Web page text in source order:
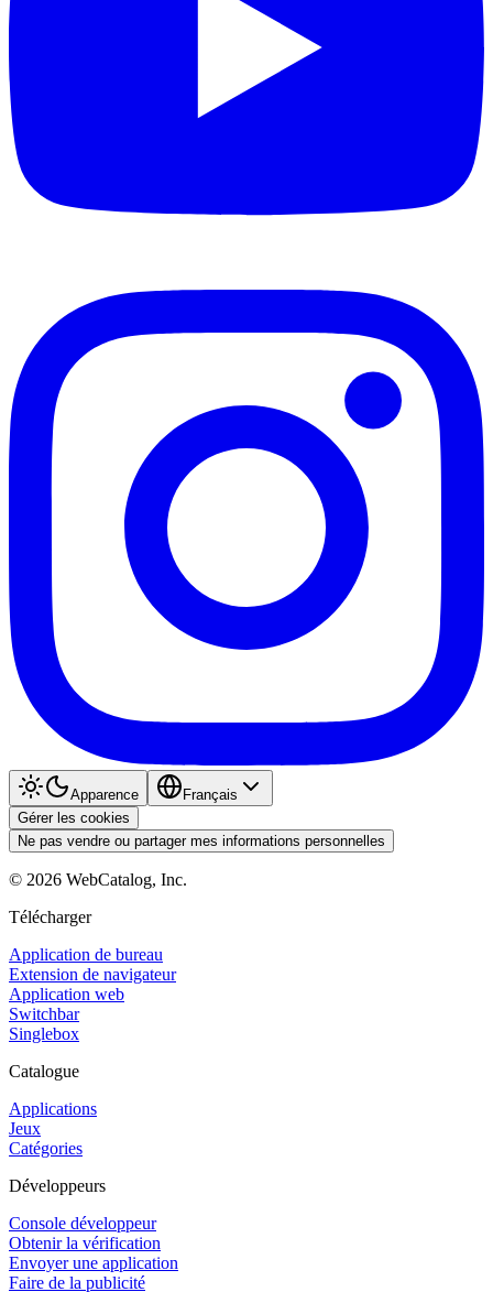
Apparence
Français
Gérer les cookies
Ne pas vendre ou partager mes informations personnelles
© 2026 WebCatalog, Inc.
Télécharger
Application de bureau
Extension de navigateur
Application web
Switchbar
Singlebox
Catalogue
Applications
Jeux
Catégories
Développeurs
Console développeur
Obtenir la vérification
Envoyer une application
Faire de la publicité